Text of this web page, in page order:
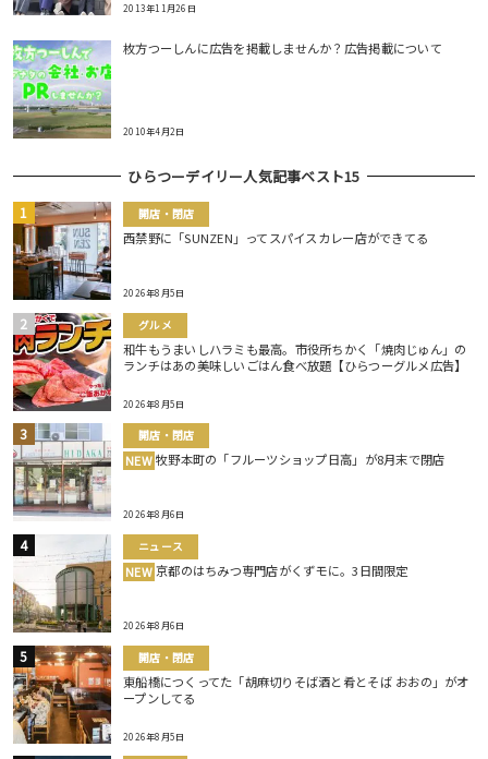
2013年11月26日
枚方つーしんに広告を掲載しませんか？広告掲載について
2010年4月2日
ひらつーデイリー人気記事ベスト15
開店・閉店
西禁野に「SUNZEN」ってスパイスカレー店ができてる
2026年8月5日
グルメ
和牛もうまいしハラミも最高。市役所ちかく「焼肉じゅん」の
ランチはあの美味しいごはん食べ放題【ひらつーグルメ広告】
2026年8月5日
開店・閉店
NEW 牧野本町の「フルーツショップ日高」が8月末で閉店
2026年8月6日
ニュース
NEW 京都のはちみつ専門店がくずモに。3日間限定
2026年8月6日
開店・閉店
東船橋につくってた「胡麻切りそば酒と肴とそば おおの」がオ
ープンしてる
2026年8月5日